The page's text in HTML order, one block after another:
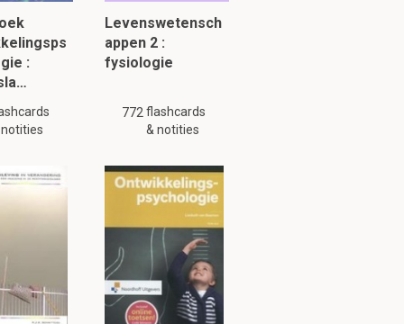
UR moet
is mogelijk niet
:
Levenswetensch
appen 2 :
fysiologie
772 flashcards
& notities